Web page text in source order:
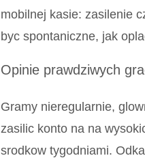
mobilnej kasie: zasilenie
byc spontaniczne, jak
Opinie prawdziwych
Gramy nieregularnie,
zasilic konto na na
srodkow tygodniami.